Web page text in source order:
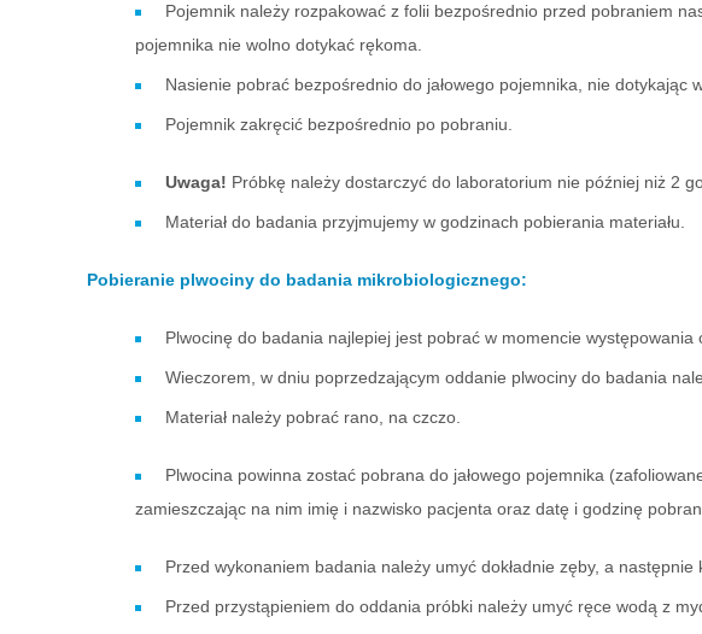
Pojemnik należy rozpakować z folii bezpośrednio przed pobraniem
pojemnika nie wolno dotykać rękoma.
Nasienie pobrać bezpośrednio do jałowego pojemnika, nie dotykając
Pojemnik zakręcić bezpośrednio po pobraniu.
Uwaga! Próbkę należy dostarczyć do laboratorium nie później niż 2
Materiał do badania przyjmujemy w godzinach pobierania materiału.
Pobieranie plwociny do badania mikrobiologicznego:
Plwocinę do badania najlepiej jest pobrać w momencie
Wieczorem, w dniu poprzedzającym oddanie plwociny do badania
Materiał należy pobrać rano, na czczo.
Plwocina powinna zostać pobrana do jałowego pojemnika
zamieszczając na nim imię i nazwisko pacjenta oraz datę i godzinę
Przed wykonaniem badania należy umyć dokładnie zęby, a
Przed przystąpieniem do oddania próbki należy umyć ręce wodą z